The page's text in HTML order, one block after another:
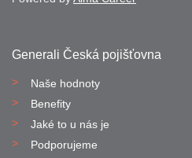
Generali Česká pojišťovna
Naše hodnoty
Benefity
Jaké to u nás je
Podporujeme